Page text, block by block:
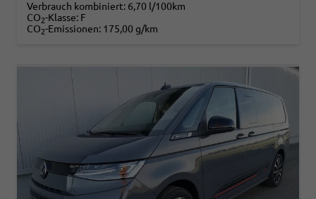
Verbrauch kombiniert: 6,70 l/100km
CO2-Klasse: F
CO2-Emissionen: 175,00 g/km